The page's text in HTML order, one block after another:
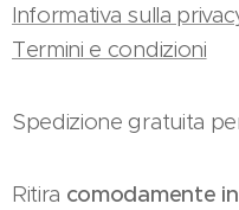
Informativa sulla
Termini e condizioni
Spedizione gratuita
Ritira comodamente